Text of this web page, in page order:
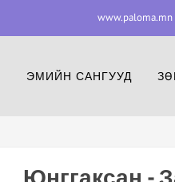
www.paloma.mn
ЭМИЙН САНГУУД